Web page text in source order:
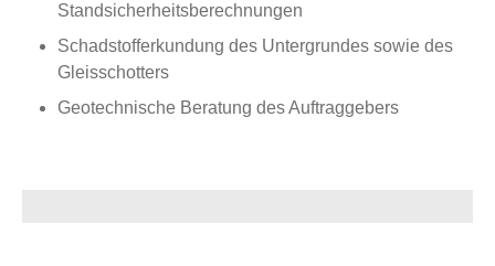
Standsicherheitsberechnungen
Schadstofferkundung des Untergrundes sowie des
Gleisschotters
Geotechnische Beratung des Auftraggebers